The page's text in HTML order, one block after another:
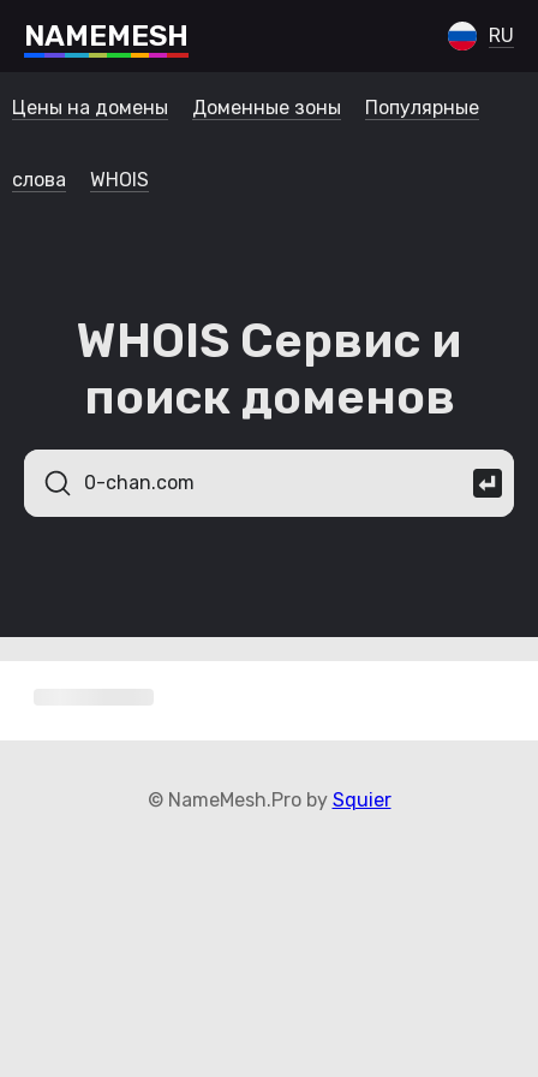
NAMEMESH RU
Цены на домены Доменные зоны Популярные
слова WHOIS
WHOIS Сервис и
поиск доменов
© NameMesh.Pro by Squier